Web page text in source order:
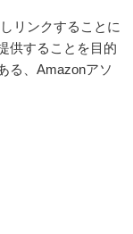
リンクすることに
供することを目的
る、Amazonアソ